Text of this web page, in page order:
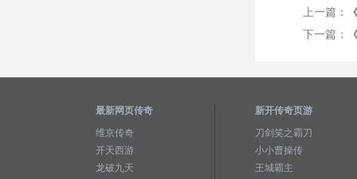
上一篇：
下一篇：
最新网页传奇
维京传奇
开天西游
龙破九天
新开传奇页游
刀剑笑之霸刀
小小曹操传
王城霸主